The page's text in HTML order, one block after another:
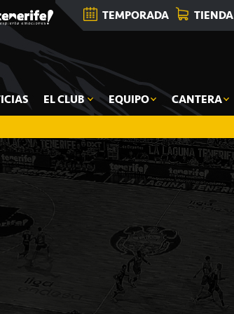
TEMPORADA TIENDA
EL CLUB EQUIPO CANTERA